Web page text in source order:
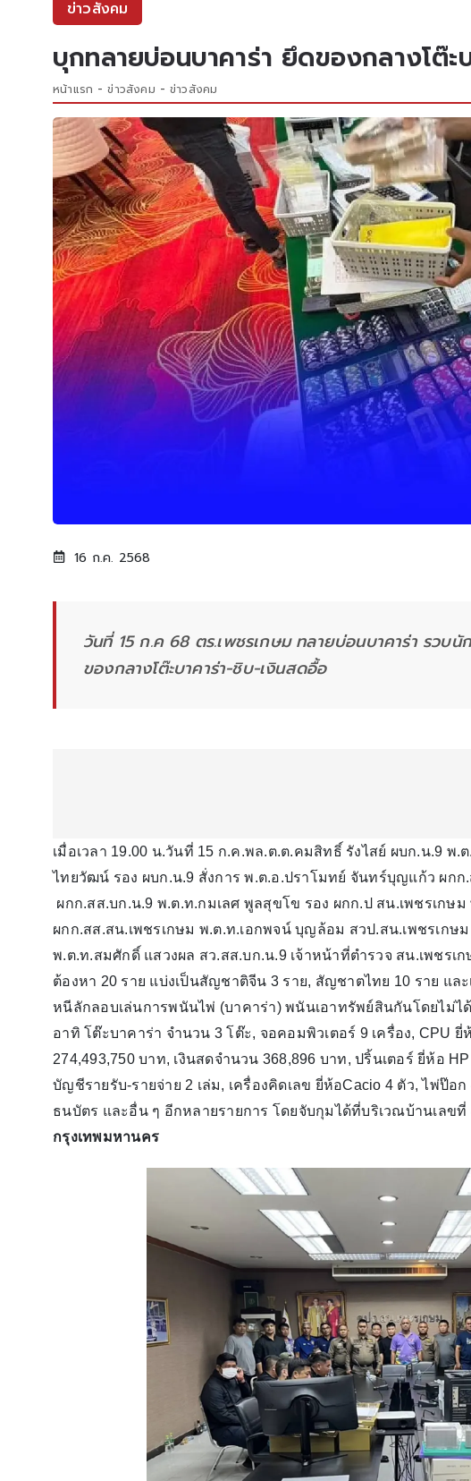
ข่าวสังคม
บุกทลายบ่อนบาคาร่า ยึดของกลางโต๊ะ
หน้าแรก ข่าวสังคม ข่าวสังคม
16 ก.ค. 2568
วันที่ 15 ก.ค 68 ตร.เพชรเกษม ทลายบ่อนบาคาร่า รวบ
ของกลางโต๊ะบาคาร่า-ชิบ-เงินสดอื้อ
เมื่อเวลา 19.00 น.วันที่ 15 ก.ค.พล.ต.ต.คมสิทธิ์ รังไสย์ ผบก.น.9 พ
ไทยวัฒน์ รอง ผบก.น.9 สั่งการ พ.ต.อ.ปราโมทย์ จันทร์บุญแก้ว ผกก
ผกก.สส.บก.น.9 พ.ต.ท.กมเลศ พูลสุขโข รอง ผกก.ป สน.เพชรเก
ผกก.สส.สน.เพชรเกษม พ.ต.ท.เอกพจน์ บุญล้อม สวป.สน.เพชรเกษ
พ.ต.ท.สมศักดิ์ แสวงผล สว.สส.บก.น.9 เจ้าหน้าที่ตำรวจ สน.เพชร
ต้องหา 20 ราย แบ่งเป็นสัญชาติจีน 3 ราย, สัญชาตไทย 10 ราย แ
หนีลักลอบเล่นการพนันไพ่ (บาคาร่า) พนันเอาทรัพย์สินกันโดยไม่
อาทิ โต๊ะบาคาร่า จำนวน 3 โต๊ะ, จอคอมพิวเตอร์ 9 เครื่อง, CPU
274,493,750 บาท, เงินสดจำนวน 368,896 บาท, ปริ้นเตอร์ ยี่ห้อ
บัญชีรายรับ-รายจ่าย 2 เล่ม, เครื่องคิดเลข ยี่ห้อCacio 4 ตัว, ไพ่ป๊อ
ธนบัตร และอื่น ๆ อีกหลายรายการ โดยจับกุมได้ที่บริเวณบ้านเลข
กรุงเทพมหานคร